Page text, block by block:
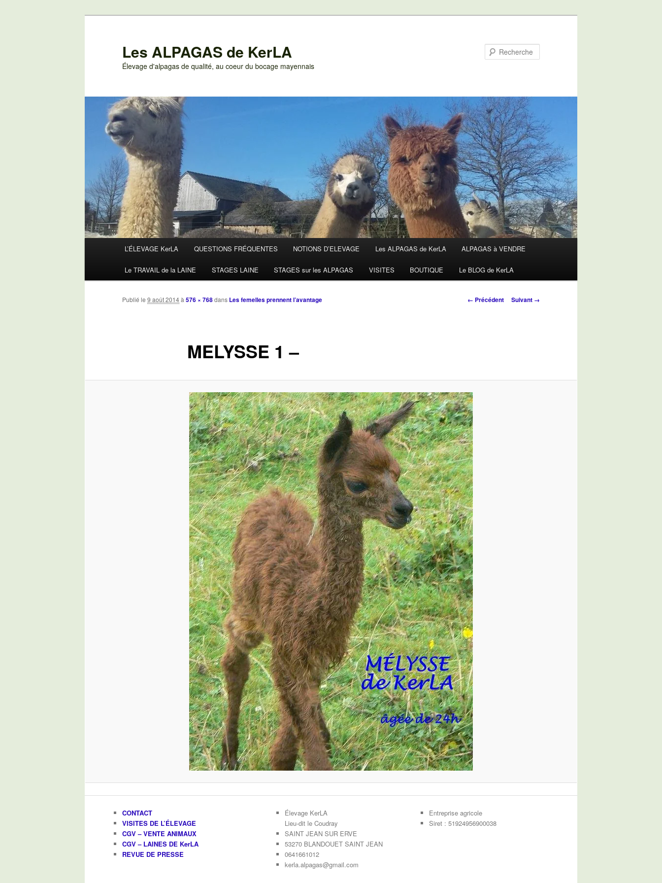
Les ALPAGAS de KerLA
Élevage d'alpagas de qualité, au coeur du bocage mayennais
L’ÉLEVAGE KerLA QUESTIONS FRÉQUENTES NOTIONS D’ELEVAGE Les ALPAGAS de KerLA ALPAGAS à VENDRE
Le TRAVAIL de la LAINE STAGES LAINE STAGES sur les ALPAGAS VISITES BOUTIQUE Le BLOG de KerLA
Navigation
← Précédent Suivant →
MELYSSE 1 –
Publié le 9 août 2014à576 × 768dans Les femelles prennent l’avantage
CONTACT
VISITES DE L’ÉLEVAGE
CGV – VENTE ANIMAUX
CGV – LAINES DE KerLA
REVUE DE PRESSE
Élevage KerLA
Lieu-dit le Coudray
SAINT JEAN SUR ERVE
53270 BLANDOUET SAINT JEAN
0641661012
kerla.alpagas@gmail.com
Entreprise agricole
Siret : 51924956900038